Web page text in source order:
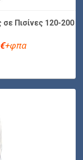
Πισίνες 120-200
Original
1.819,00 €.
€Η
είναι:
1.182,00 €.
+φπα